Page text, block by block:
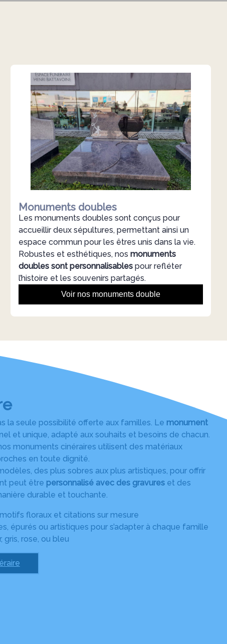
Monuments doubles
Les monuments doubles sont conçus pour
accueillir deux sépultures, permettant ainsi un
espace commun pour les êtres unis dans la vie.
Robustes et esthétiques, nos monuments
doubles sont personnalisables pour refléter
l’histoire et les souvenirs partagés.
Voir nos monuments double
la seule possibilité offerte aux familles. Le monument
et unique, adapté aux souhaits et besoins de chacun.
monuments cinéraires utilisent des matériaux
en toute dignité.
des plus sobres aux plus artistiques, pour offrir
peut être personnalisé avec des gravureset des
durable et touchante.
floraux et citations sur mesure
épurés ou artistiques pour s’adapter à chaque famille
gris, rose, ou bleu